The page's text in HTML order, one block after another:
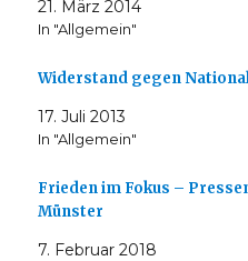
21. März 2014
In "Allgemein"
Widerstand gegen
17. Juli 2013
In "Allgemein"
Frieden im Fokus –
Münster
7. Februar 2018